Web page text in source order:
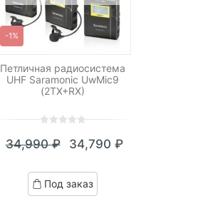
-1%
Петличная радиосистема
UHF Saramonic UwMic9
(2TX+RX)
out
based
on
34,990₽
Первоначальная
цена
составляла
34,790 ₽
Текущая
цена:
34,790 ₽.
Под заказ